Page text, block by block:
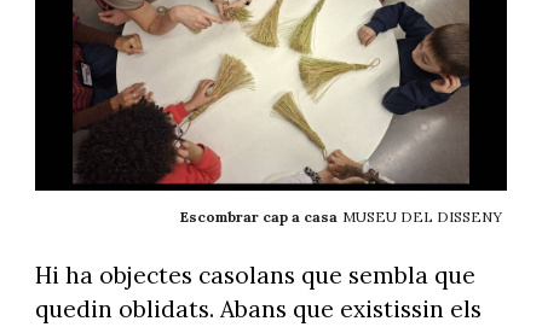
Escombrar cap a casa MUSEU DEL DISSENY
Hi ha objectes casolans que sembla que
quedin oblidats. Abans que existissin els